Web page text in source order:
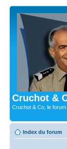
Cruchot &
Cruchot & Co, le forum
Index du forum